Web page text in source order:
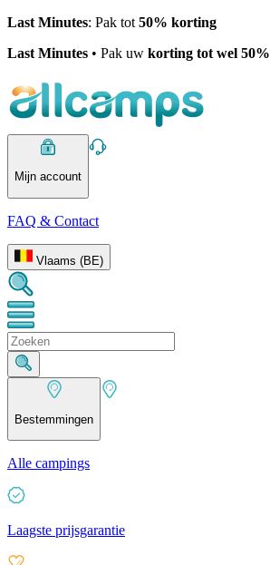
Last Minutes: Pak tot 50% korting
Last Minutes • Pak uw korting tot wel 50%
Mijn account
FAQ & Contact
Vlaams (BE)
Bestemmingen
Alle campings
Laagste prijsgarantie